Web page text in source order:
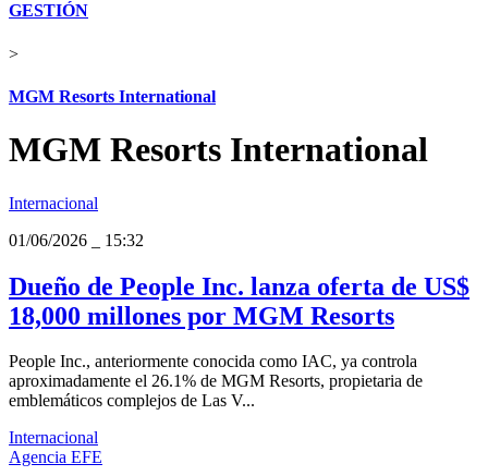
GESTIÓN
>
MGM Resorts International
MGM Resorts International
Internacional
01/06/2026
15:32
Dueño de People Inc. lanza oferta de US$
18,000 millones por MGM Resorts
People Inc., anteriormente conocida como IAC, ya controla
aproximadamente el 26.1% de MGM Resorts, propietaria de
emblemáticos complejos de Las V...
Internacional
Agencia EFE